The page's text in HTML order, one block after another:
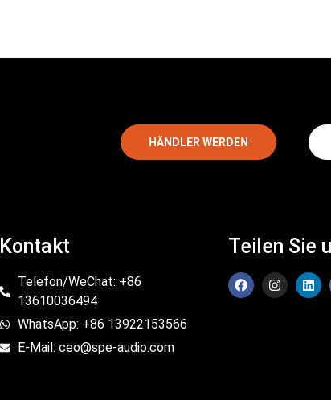
HÄNDLER WERDEN
Kontakt
Telefon/WeChat: +86
13610036494
WhatsApp: +86 13922153566
E-Mail: ceo@spe-audio.com
Teilen Sie